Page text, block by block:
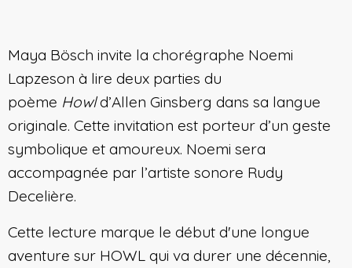
Maya Bösch invite la chorégraphe Noemi
Lapzeson à lire deux parties du
poème Howl d’Allen Ginsberg dans sa langue
originale. Cette invitation est porteur d’un geste
symbolique et amoureux. Noemi sera
accompagnée par l’artiste sonore Rudy
Decelière.
Cette lecture marque le début d'une longue
aventure sur HOWL qui va durer une décennie,